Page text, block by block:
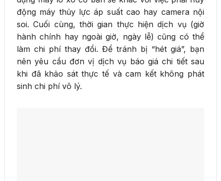
động máy thủy lực áp suất cao hay camera nội
soi. Cuối cùng, thời gian thực hiện dịch vụ (giờ
hành chính hay ngoài giờ, ngày lễ) cũng có thể
làm chi phí thay đổi. Để tránh bị “hét giá”, bạn
nên yêu cầu đơn vị dịch vụ báo giá chi tiết sau
khi đã khảo sát thực tế và cam kết không phát
sinh chi phí vô lý.